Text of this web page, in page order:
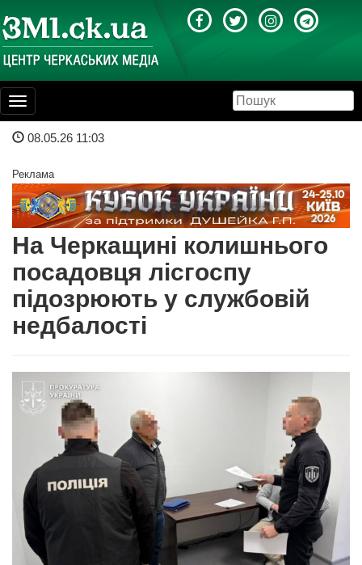
Toggle
navigation
08.05.26 11:03
Реклама
На Черкащині колишнього
посадовця лісгоспу
підозрюють у службовій
недбалості